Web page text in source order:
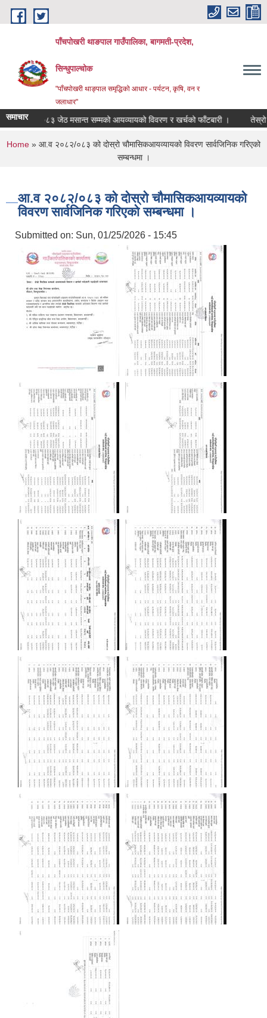
Skip to main content
पाँचपोखरी थाङपाल गाउँपालिका, बागमती-प्रदेश,
सिन्धुपाल्चोक
"पाँचपोखरी थाङ्पाल समृद्धिको आधार - पर्यटन, कृषि, वन र
जलाधार"
समाचार
०८३ जेठ मसान्त सम्मको आयव्यायको विवरण र खर्चको फाँटबारी । तेस्रो
You are here
Home » आ.व २०८२/०८३ को दोस्रो चौमासिकआयव्यायको विवरण सार्वजिनिक गरिएको
सम्बन्धमा ।
आ.व २०८२/०८३ को दोस्रो चौमासिकआयव्यायको
विवरण सार्वजिनिक गरिएको सम्बन्धमा ।
Submitted on: Sun, 01/25/2026 - 15:45